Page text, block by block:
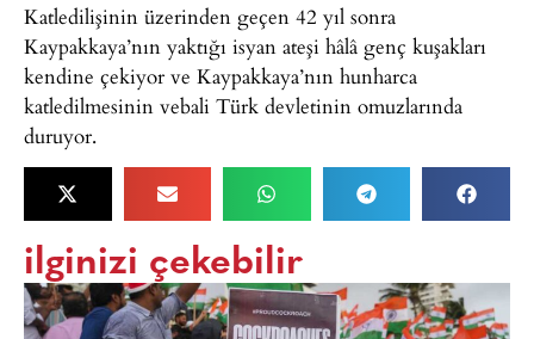
Katledilişinin üzerinden geçen 42 yıl sonra
Kaypakkaya’nın yaktığı isyan ateşi hâlâ genç kuşakları
kendine çekiyor ve Kaypakkaya’nın hunharca
katledilmesinin vebali Türk devletinin omuzlarında
duruyor.
ilginizi çekebilir